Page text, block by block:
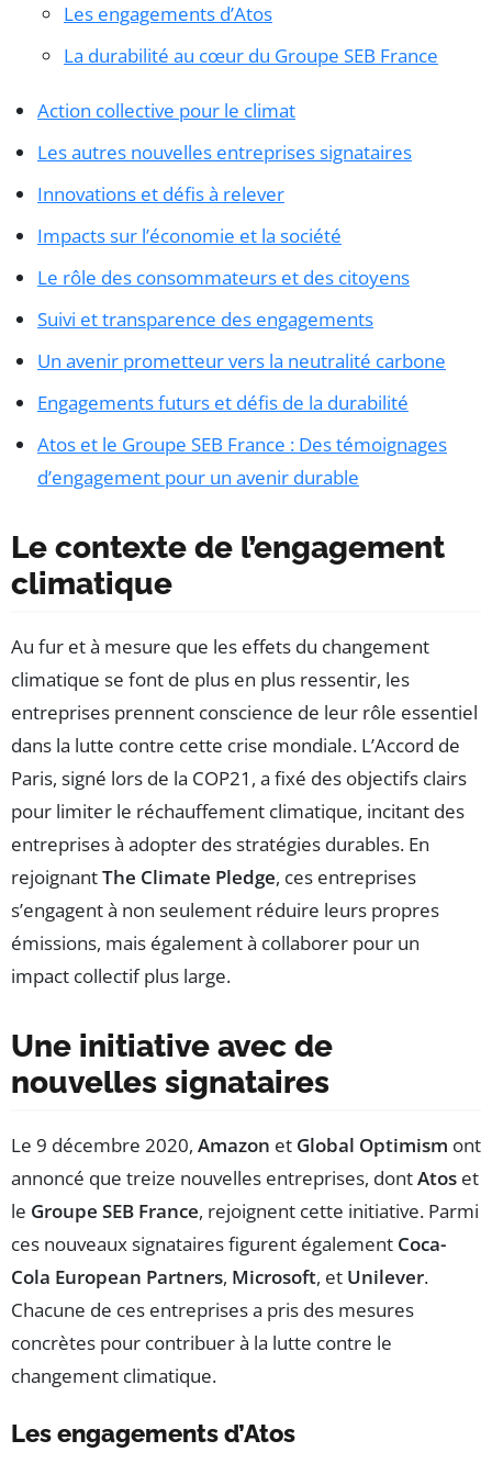
Les engagements d’Atos
La durabilité au cœur du Groupe SEB France
Action collective pour le climat
Les autres nouvelles entreprises signataires
Innovations et défis à relever
Impacts sur l’économie et la société
Le rôle des consommateurs et des citoyens
Suivi et transparence des engagements
Un avenir prometteur vers la neutralité carbone
Engagements futurs et défis de la durabilité
Atos et le Groupe SEB France : Des témoignages
d’engagement pour un avenir durable
Le contexte de l’engagement
climatique
Au fur et à mesure que les effets du changement
climatique se font de plus en plus ressentir, les
entreprises prennent conscience de leur rôle essentiel
dans la lutte contre cette crise mondiale. L’Accord de
Paris, signé lors de la COP21, a fixé des objectifs clairs
pour limiter le réchauffement climatique, incitant des
entreprises à adopter des stratégies durables. En
rejoignantThe Climate Pledge, ces entreprises
s’engagent à non seulement réduire leurs propres
émissions, mais également à collaborer pour un
impact collectif plus large.
Une initiative avec de
nouvelles signataires
Le 9 décembre 2020, Amazon et Global Optimism ont
annoncé que treize nouvelles entreprises, dontAtos et
le Groupe SEB France, rejoignent cette initiative. Parmi
ces nouveaux signataires figurent également Coca-
Cola European Partners, Microsoft, et Unilever.
Chacune de ces entreprises a pris des mesures
concrètes pour contribuer à la lutte contre le
changement climatique.
Les engagements d’Atos